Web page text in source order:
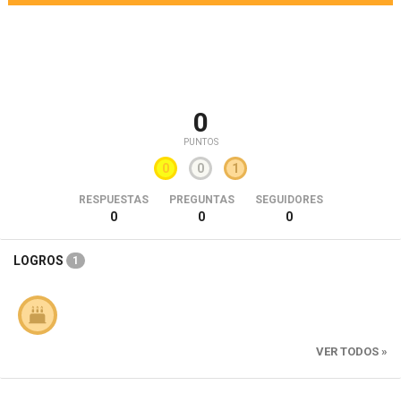
0
PUNTOS
0 0 1
RESPUESTAS
0
PREGUNTAS
0
SEGUIDORES
0
LOGROS 1
VER TODOS »